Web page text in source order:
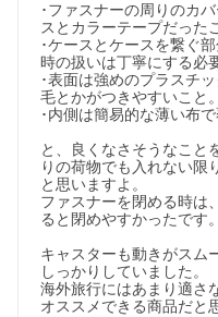
･ファスナーの周りのカ
スとカラーテープだった
･ケースとケースを繋ぐ
時の扱いは丁寧にする必
･表面は強めのプラスチ
毛とかがつきやすいこと。
･内側は簡易的な薄い布
と、良くなさそうなこと
りの荷物でも入れない限
と思いますよ。
ファスナーを閉める時は
ると閉めやすかったです。
キャスターも動きがスム
しっかりしていました。
海外旅行にはあまり適さ
オススメできる商品だと